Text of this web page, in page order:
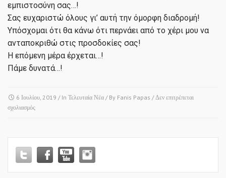
εμπιστοσύνη σας…!
Σας ευχαριστώ όλους γι’ αυτή την όμορφη διαδρομή!
Υπόσχομαι ότι θα κάνω ότι περνάει από το χέρι μου να
ανταποκριθώ στις προσδοκίες σας!
Η επόμενη μέρα έρχεται…!
Πάμε δυνατά…!
6 Ιουλίου, 2019 / In Τελευταία Νέα / By Fanis Papas /Δεν επιτρέπεται
σχολιασμόςστο
Σοχός